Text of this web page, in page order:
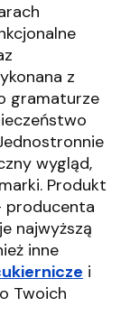
z
gramaturze
wygląd,
Produkt
producenta
najwyższą
inne
i
Twoich